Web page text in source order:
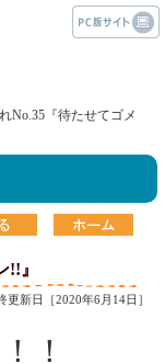
No.35『待たせてゴメ
』
更新日［2020年6月14日］
！